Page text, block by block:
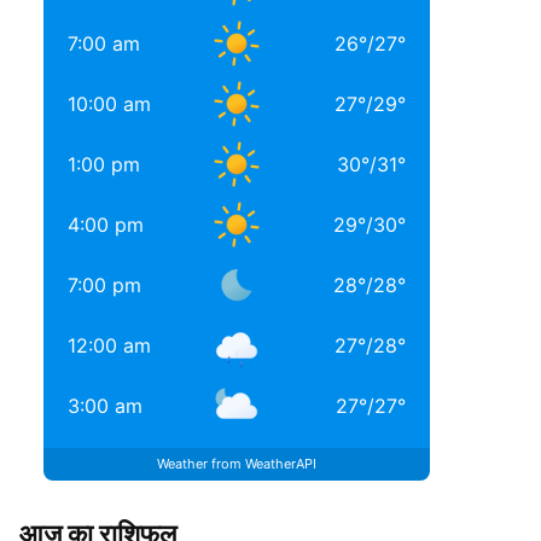
7:00 am 26°/27°
10:00 am 27°/29°
1:00 pm 30°/31°
4:00 pm 29°/30°
7:00 pm 28°/28°
12:00 am 27°/28°
3:00 am 27°/27°
Weather from WeatherAPI
आज का राशिफल